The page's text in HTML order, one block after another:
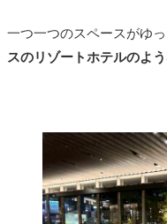
一つ一つのスペースがゆ
スのリゾートホテルのよ